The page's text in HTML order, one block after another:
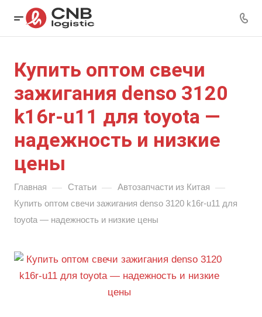
Купить оптом свечи
зажигания denso 3120
k16r-u11 для toyota —
надежность и низкие
цены
Главная — Статьи — Автозапчасти из Китая —
Купить оптом свечи зажигания denso 3120 k16r-u11 для
toyota — надежность и низкие цены